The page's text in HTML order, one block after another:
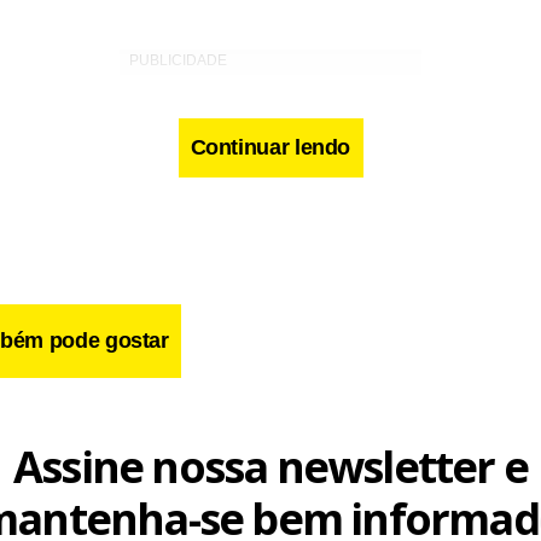
Cunha foi interpretada por parte das lideranças partidárias do
Continuar lendo
pode gostar
Assine nossa newsletter e
se bem